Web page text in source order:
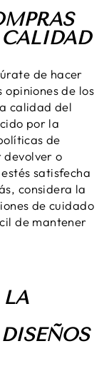
de hacer
opiniones de los
calidad del
por la
de
devolver o
satisfecha
considera la
de cuidado
de mantener